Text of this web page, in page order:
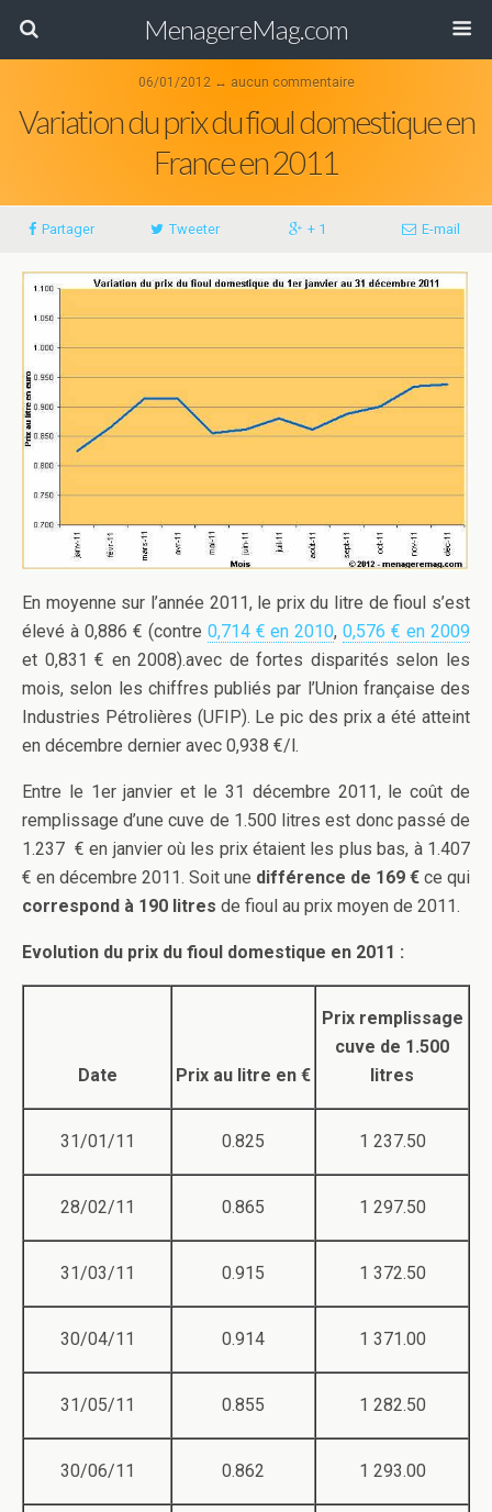
MenagereMag.com
06/01/2012 ↔ aucun commentaire
Variation du prix du fioul domestique en
France en 2011
Partager Tweeter + 1 E-mail
En moyenne sur l’année 2011, le prix du litre de fioul s’est
élevé à 0,886 € (contre 0,714 € en 2010,0,576 € en 2009
et 0,831 € en 2008).avec de fortes disparités selon les
mois, selon les chiffres publiés par l’Union française des
Industries Pétrolières (UFIP). Le pic des prix a été atteint
en décembre dernier avec 0,938 €/l.
Entre le 1er janvier et le 31 décembre 2011, le coût de
remplissage d’une cuve de 1.500 litres est donc passé de
1.237 € en janvier où les prix étaient les plus bas, à 1.407
€ en décembre 2011. Soit une différence de 169 € ce qui
correspond à 190 litres de fioul au prix moyen de 2011.
Evolution du prix du fioul domestique en 2011 :
Date Prix au litre en €
Prix remplissage
cuve de 1.500
litres
31/01/11 0.825 1 237.50
28/02/11 0.865 1 297.50
31/03/11 0.915 1 372.50
30/04/11 0.914 1 371.00
31/05/11 0.855 1 282.50
30/06/11 0.862 1 293.00